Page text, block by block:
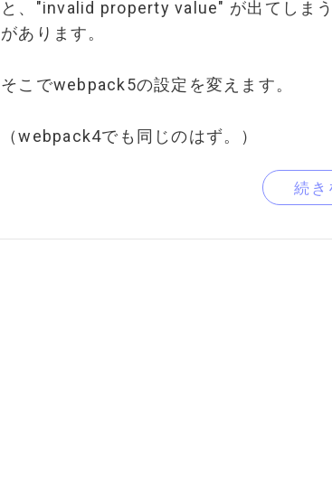
と、"invalid property value" が出てしま
があります。
そこでwebpack5の設定を変えます。
（webpack4でも同じのはず。）
続き